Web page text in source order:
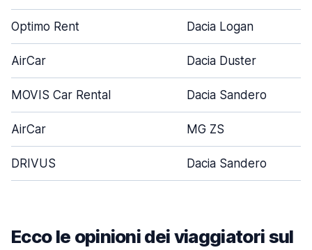
Optimo Rent Dacia Logan
AirCar Dacia Duster
MOVIS Car Rental Dacia Sandero
AirCar MG ZS
DRIVUS Dacia Sandero
Ecco le opinioni dei viaggiatori sul